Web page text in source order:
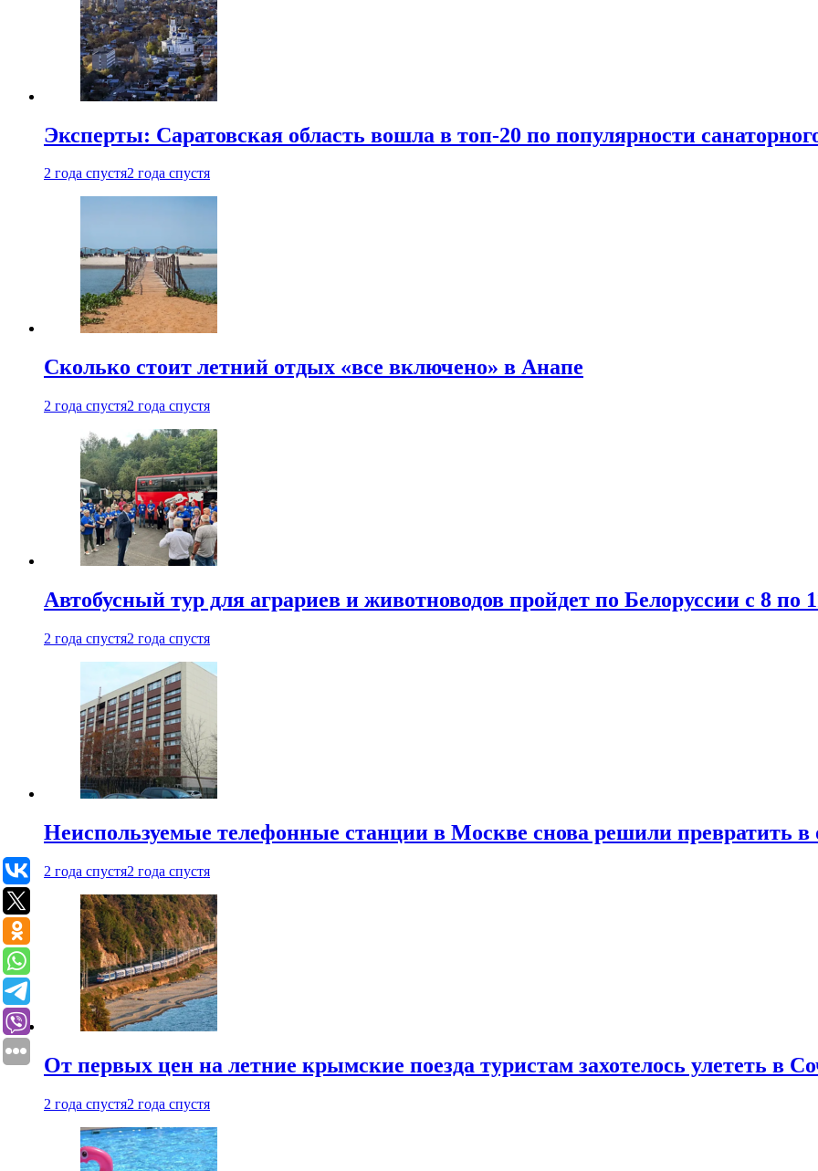
Эксперты: Саратовская область вошла в топ-20 по популярности
2 года спустя2 года спустя
Сколько стоит летний отдых «все включено» в Анапе
2 года спустя2 года спустя
Автобусный тур для аграриев и животноводов пройдет по Белоруссии с 8 по
2 года спустя2 года спустя
Неиспользуемые телефонные станции в Москве снова решили превратить в
2 года спустя2 года спустя
От первых цен на летние крымские поезда туристам захотелось улететь в
2 года спустя2 года спустя